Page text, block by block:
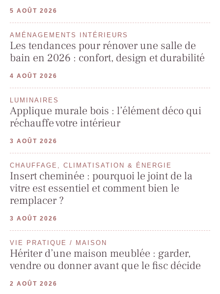
5 AOÛT 2026
AMÉNAGEMENTS INTÉRIEURS
Les tendances pour rénover une salle de
bain en 2026 : confort, design et durabilité
4 AOÛT 2026
LUMINAIRES
Applique murale bois : l’élément déco qui
réchauffe votre intérieur
3 AOÛT 2026
CHAUFFAGE, CLIMATISATION & ÉNERGIE
Insert cheminée : pourquoi le joint de la
vitre est essentiel et comment bien le
remplacer ?
3 AOÛT 2026
VIE PRATIQUE / MAISON
Hériter d’une maison meublée : garder,
vendre ou donner avant que le fisc décide
2 AOÛT 2026